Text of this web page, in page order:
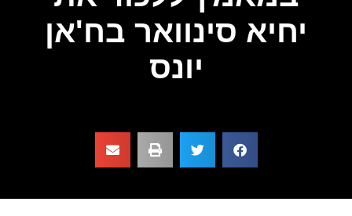
יחיא סינוואר בח'אן
יונס